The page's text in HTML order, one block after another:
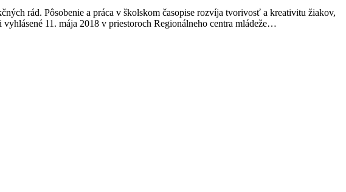
rád. Pôsobenie a práca v školskom časopise rozvíja tvorivosť a kreativitu žiakov,
11. mája 2018 v priestoroch Regionálneho centra mládeže…